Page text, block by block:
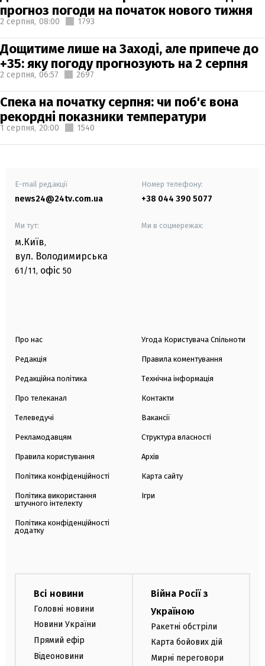
прогноз погоди на початок нового тижня
2 серпня, 08:00 1793
Дощитиме лише на Заході, але припече до
+35: яку погоду прогнозують на 2 серпня
2 серпня, 06:57 2697
Спека на початку серпня: чи поб'є вона
рекордні показники температури
1 серпня, 20:00 1540
E-mail редакції
news24@24tv.com.ua
Номер телефону:
+38 044 390 5077
Ми тут:
м.Київ,
вул. Володимирська
61/11, офіс 50
Ми в соцмережах:
Про нас
Редакція
Редакційна політика
Про телеканал
Телеведучі
Рекламодавцям
Правила користування
Політика конфіденційності
Політика використання
штучного інтелекту
Політика конфіденційності
додатку
Угода Користувача Спільноти
Правила коментування
Технічна інформація
Контакти
Вакансії
Структура власності
Архів
Карта сайту
Ігри
Всі новини
Головні новини
Новини України
Прямий ефір
Відеоновини
Війна Росії з
Україною
Ракетні обстріли
Карта бойових дій
Мирні переговори